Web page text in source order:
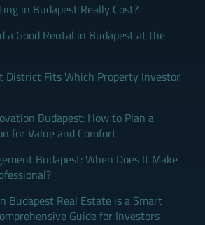
in Budapest Really Cost?
a Good Rental in Budapest at the
District Fits Which Property Investor
Budapest: How to Plan a
for Value and Comfort
Budapest: When Does It Make
Budapest Real Estate is a Smart
Guide for Investors